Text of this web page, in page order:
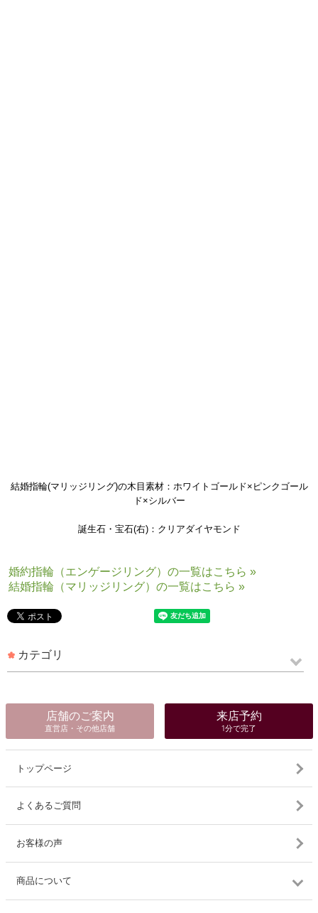
結婚指輪(マリッジリング)の木目素材：ホワイトゴールド×ピンクゴール
ド×シルバー
誕生石・宝石(右)：クリアダイヤモンド
婚約指輪（エンゲージリング）の一覧はこちら »
結婚指輪（マリッジリング）の一覧はこちら »
カテゴリ
店舗のご案内
直営店・その他店舗
来店予約
1分で完了
トップページ
よくあるご質問
お客様の声
商品について